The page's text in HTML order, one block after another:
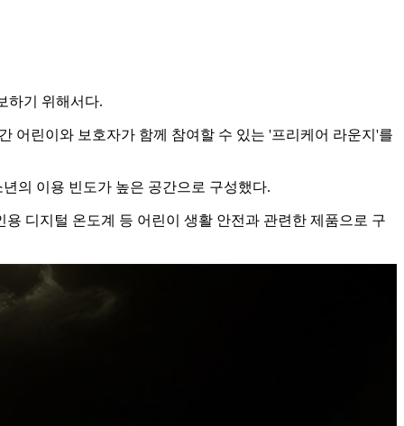
하기 위해서다.
어린이와 보호자가 함께 참여할 수 있는 '프리케어 라운지'를
의 이용 빈도가 높은 공간으로 구성했다.
디지털 온도계 등 어린이 생활 안전과 관련한 제품으로 구